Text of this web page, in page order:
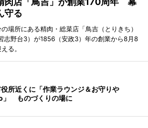
守る
場所にある精肉・総菜店「鳥吉（とりきち）
志野台3）が1856（安政3）年の創業から8月8
る。
所近くに「作業ラウンジ＆お守りや
」 ものづくりの場に